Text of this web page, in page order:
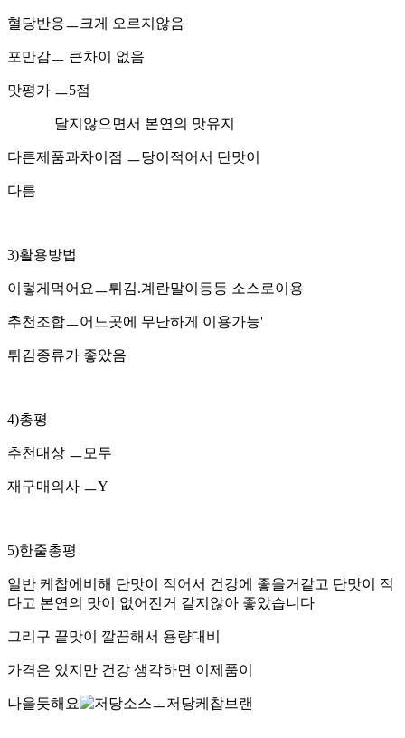
혈당반응ㅡ크게 오르지않음
포만감ㅡ 큰차이 없음
맛평가 ㅡ5점
달지않으면서 본연의 맛유지
다른제품과차이점 ㅡ당이적어서 단맛이
다름
3)활용방법
이렇게먹어요ㅡ튀김.계란말이등등 소스로이용
추천조합ㅡ어느곳에 무난하게 이용가능'
튀김종류가 좋았음
4)총평
추천대상 ㅡ모두
재구매의사 ㅡY
5)한줄총평
일반 케찹에비해 단맛이 적어서 건강에 좋을거같고 단맛이 적
다고 본연의 맛이 없어진거 같지않아 좋았습니다
그리구 끝맛이 깔끔해서 용량대비
가격은 있지만 건강 생각하면 이제품이
나을듯해요